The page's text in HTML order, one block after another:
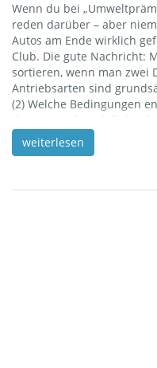
Wenn du bei
reden darüber – aber
Autos am Ende wirklich
Club. Die gute Nachricht:
sortieren, wenn man zwei
Antriebsarten sind
(2) Welche Bedingungen
dein Wunschmodell
Antriebsart & Co.: So
Wunschauto förderfähig
weiterlesen